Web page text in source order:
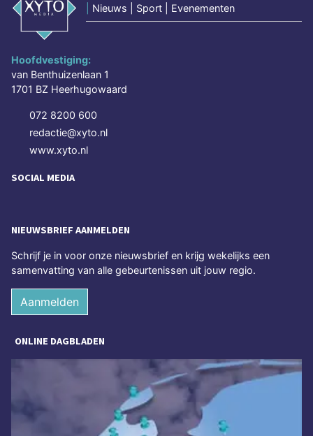
Nieuws | Sport | Evenementen
Hoofdvestiging:
van Benthuizenlaan 1
1701 BZ Heerhugowaard
072 8200 600
redactie@xyto.nl
www.xyto.nl
SOCIAL MEDIA
NIEUWSBRIEF AANMELDEN
Schrijf je in voor onze nieuwsbrief en krijg wekelijks een
samenvatting van alle gebeurtenissen uit jouw regio.
Aanmelden
ONLINE DAGBLADEN